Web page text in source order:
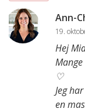
Ann-
19.
Hej
♡
Jeg
en